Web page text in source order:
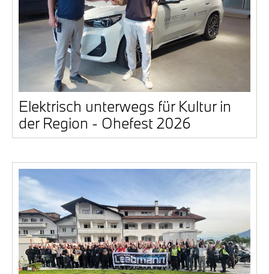
Elek­trisch unter­wegs für Kul­tur in
der Regi­on - Ohe­fest 2026